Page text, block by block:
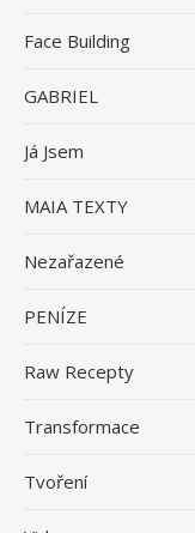
Face Building
GABRIEL
Já Jsem
MAIA TEXTY
Nezařazené
PENÍZE
Raw Recepty
Transformace
Tvoření